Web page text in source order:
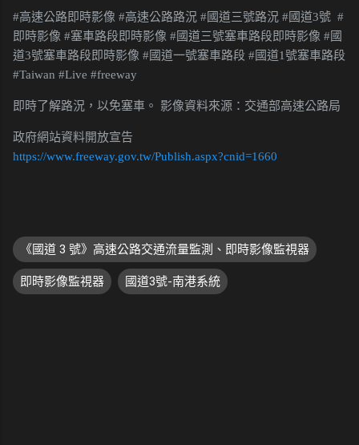
#高速公路即時影像 #高速公路路況 #國道三號路況 #國道3號 #
即時影像 #塞車路段即時影像 #國道三號塞車路段即時影像 #國
道3號塞車路段即時影像 #國道一號塞車路段 #國道1號塞車路段
#Taiwan #Live #freeway
即時了解路況，以免塞車。 影像資料來源：交通部高速公路局
政府網站資料開放宣告
https://www.freeway.gov.tw/Publish.aspx?cnid=1660
《國道 3 號》高速公路交通流量監測、即時影像監視器
即時影像監視器 國道3號-南港系統